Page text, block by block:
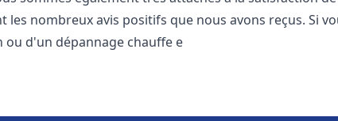
les nombreux avis positifs que nous avons reçus. Si
ou d'un dépannage chauffe e